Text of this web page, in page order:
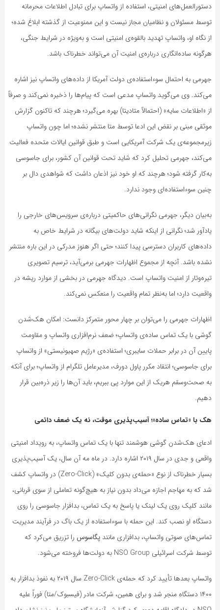
دستورالعمل‌های امنیتی، استفاده از واتساپ برای تبادل اطلاعات محرمانه
توسط مسئولان و نظامیان مجاز نیست و این ممنوعیت از گذشته ابلاغ شده؛
از نگاه او، واتساپ تهدید بالقوه‌ی امنیتی است و به‌ویژه در شرایط جنگی،
هرگونه ساده‌انگاری درباره‌ی امنیت آن می‌تواند خطرناک باشد.
جهرمی به احتمال سوءاستفاده‌ی دولت آمریکا از داده‌های واتساپ نیز اشاره
می‌کند. وی می‌گوید واتساپ مدعی است که پیام‌ها را ذخیره نمی‌کند و صرفاً
از «اطلاعات سایه» (احتمالاً متادیتا) بهره می‌گیرد؛ هرچند که تاکنون گزارش
موثقی مبنی بر نقض این ادعا توسط متا منتشر نشده؛ اما چون واتساپ
زیرمجموعه‌ی یک شرکت آمریکایی است و طبق قوانین ایالات متحده فعالیت
می‌کند، جهرمی تحلیل کرد که شاید تحت قوانین آن کشور، برای جاسوسی
به‌کار گرفته شود؛ هرچند که او خود نیز اذعان داشت که شواهدی دال بر
چنین سوءاستفاده‌ای وجود ندارد.
به‌بیان دیگر، جهرمی نگرانی‌های حاکمیتی درباره‌ی سرویس‌های خارجی را
یادآور شد؛ نگرانی از اینکه شاید دولت‌های بیگانه در شرایط خاص به
داده‌های کاربران دسترسی پیدا کنند؛ حتی اگر هنوز مدرکی در این باره منتشر
نشده باشد. آنچه از مجموع اظهارات جهرمی برمی‌آید، ترسیم تصویری
تیره‌وتار از امنیت واتساپ است. دیدگاه جهرمی در بخشی از موارد ریشه در
واقعیت دارد؛ اما به‌نظر تمام واقعیت را منعکس نمی‌کند.
اظهارات جهرمی را می‌توان بر چهار محور متمرکز دانست: امکان هک‌شدن
گوشی با یک تماس ساده‌ی واتساپ؛ ضعف نرم‌افزاری واتساپ و مقاومت
پایین آن در برابر حملات سایبری؛ استفاده‌ی «رژیم صهیونیستی» از واتساپ
برای جاسوسی؛ انتقاد مکرر پاول دورف، مدیرعامل تلگرام از واتساپ؛ برای آنکه
به صحت‌وسقم هریک از این موارد پی ببریم، باید آن‌ها را زیر ذره‌بین قرار
دهیم.
هک با «تماس ساده»؛ آسیب‌پذیری موقت، نه یک ضعف دائمی
ادعای هک‌شدن گوشی هوشمند تنها با یک تماس واتساپ، به رویداد امنیتی
واقعی و جدی در سال ۲۰۱۹ اشاره دارد. در ماه مه آن سال، یک آسیب‌پذیری
بسیار خطرناک از نوع «حمله‌ی بدون کلیک» (Zero-Click) در واتساپ کشف
شد که به مهاجم اجازه می‌داد بدون نیاز به هیچ‌گونه تعاملی از سوی قربانی،
مانند کلیک روی یک لینک یا پاسخ به یک تماس، بدافزار جاسوسی را روی
دستگاه او نصب کند. این حمله با سوءاستفاده از یک باگ در فرآیند مدیریت
تماس‌های صوتی واتساپ، بدافزاری مانند پگاسوس را تزریق می‌کرد که
توسط شرکت اسرائیلی NSO Group به دولت‌ها فروخته می‌شود.
واتساپ بعدها تأیید کرد که حمله‌ی Zero-Click سال ۲۰۱۹ به نفوذ بدافزار به
۱۴۰۰ دستگاه منجر شد و برای همین، شرکت مادر (فیسبوک/متا) فوراً علیه